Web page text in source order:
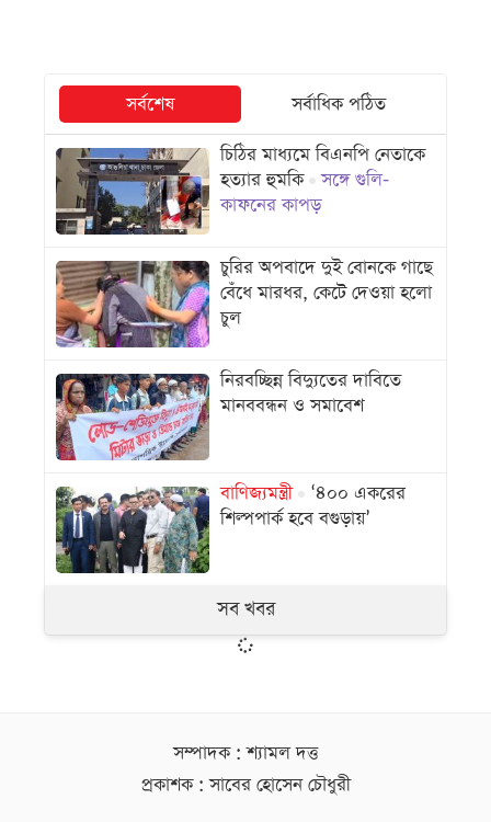
সর্বশেষ
সর্বাধিক পঠিত
চিঠির মাধ্যমে বিএনপি নেতাকে
হত্যার হুমকি
সঙ্গে গুলি-
কাফনের কাপড়
চুরির অপবাদে দুই বোনকে গাছে
বেঁধে মারধর, কেটে দেওয়া হলো
চুল
নিরবচ্ছিন্ন বিদ্যুতের দাবিতে
মানববন্ধন ও সমাবেশ
বাণিজ্যমন্ত্রী
‘৪০০ একরের
শিল্পপার্ক হবে বগুড়ায়’
সব খবর
সম্পাদক : শ্যামল দত্ত
প্রকাশক : সাবের হোসেন চৌধুরী